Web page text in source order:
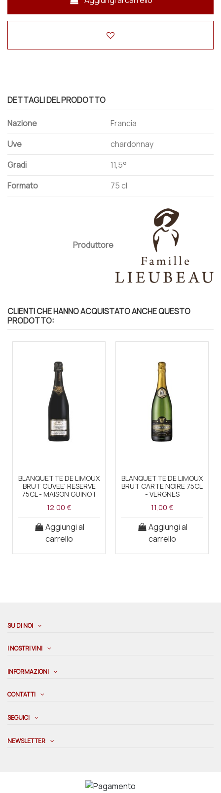
DETTAGLI DEL PRODOTTO
Nazione
Francia
Uve
chardonnay
Gradi
11,5°
Formato
75 cl
Produttore
CLIENTI CHE HANNO ACQUISTATO ANCHE QUESTO
PRODOTTO:
BLANQUETTE DE LIMOUX
BRUT CUVEE' RESERVE
75CL - MAISON GUINOT
12,00 €
Aggiungi al
carrello
BLANQUETTE DE LIMOUX
BRUT CARTE NOIRE 75CL
- VERGNES
11,00 €
Aggiungi al
carrello
SU DI NOI
I NOSTRI VINI
INFORMAZIONI
CONTATTI
SEGUICI
NEWSLETTER